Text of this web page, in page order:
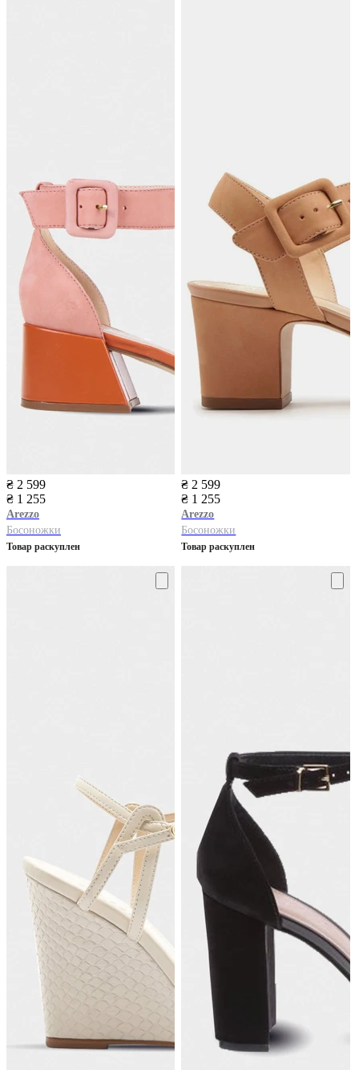
₴ 2 599
₴ 1 255
Arezzo
Босоножки
Товар раскуплен
₴ 2 599
₴ 1 255
Arezzo
Босоножки
Товар раскуплен